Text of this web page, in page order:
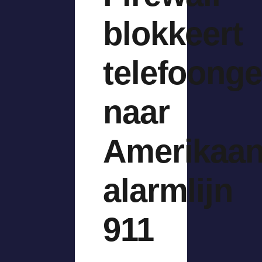
blokkeert
naar
alarmlijn
911